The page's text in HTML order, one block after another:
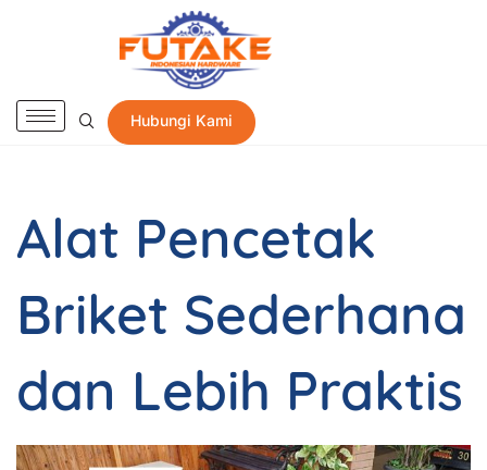
Hubungi Kami
Alat Pencetak
Briket Sederhana
dan Lebih Praktis